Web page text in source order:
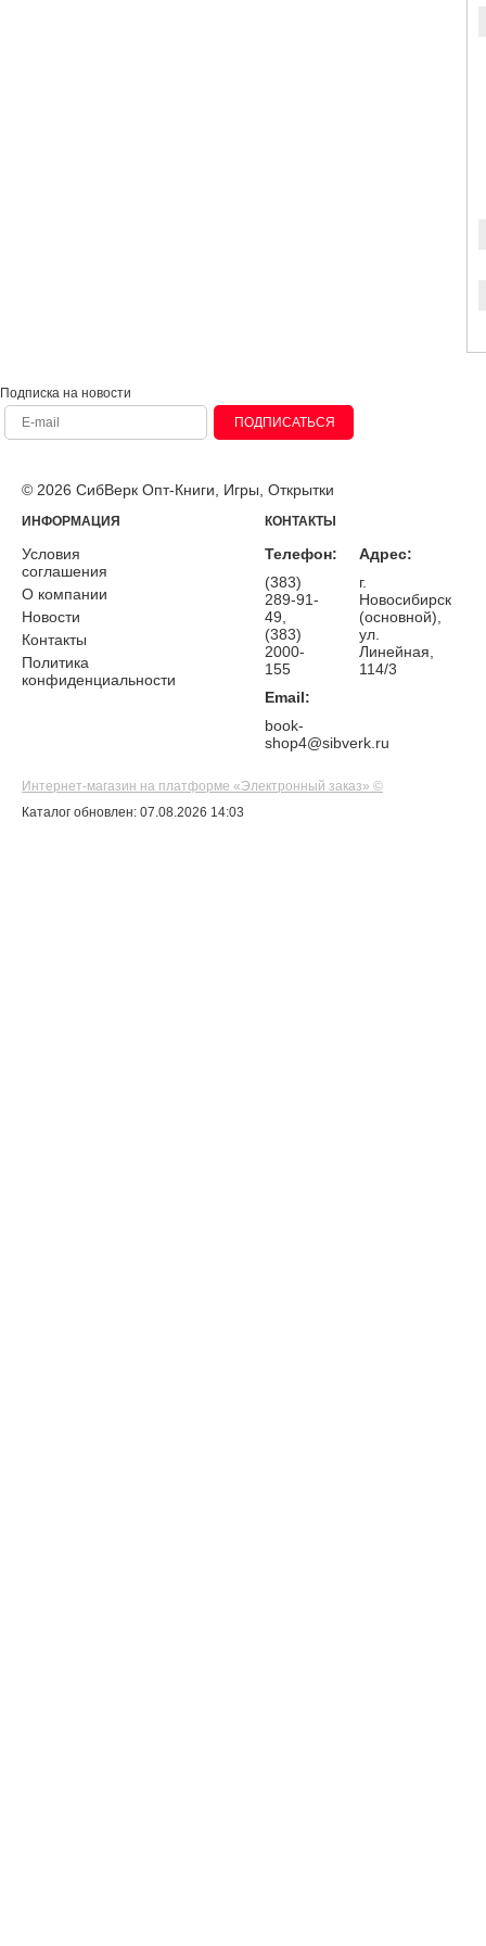
Подписка на новости
ПОДПИСАТЬСЯ
© 2026 СибВерк Опт-Книги, Игры, Открытки
ИНФОРМАЦИЯ
Условия
соглашения
О компании
Новости
Контакты
Политика
конфиденциальности
КОНТАКТЫ
Телефон:
(383)
289-91-
49,
(383)
2000-
155
Email:
book-
shop4@sibverk.ru
Адрес:
г.
Новосибирск
(основной),
ул.
Линейная,
114/3
Интернет-магазин на платформе «Электронный заказ» ©
Каталог обновлен: 07.08.2026 14:03